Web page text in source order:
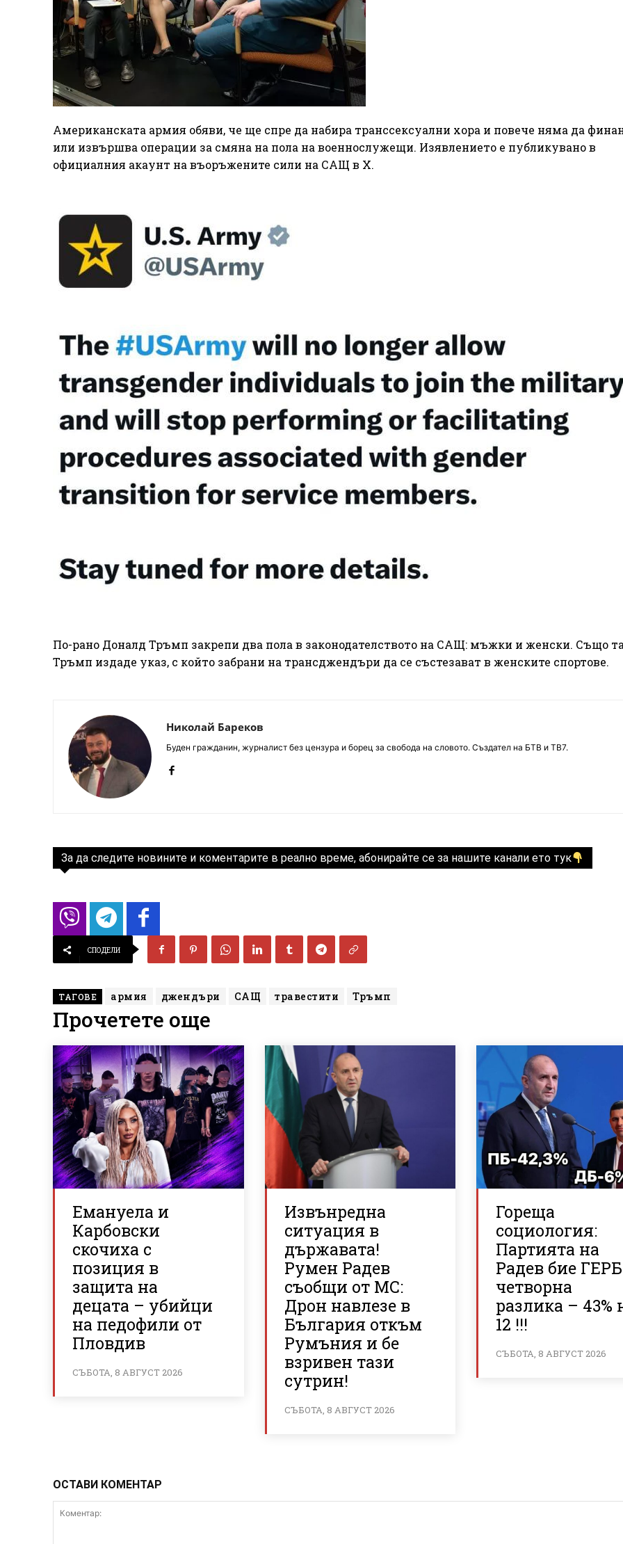
Американската армия обяви, че ще спре да набира транссексуални хора и повече няма да
или извършва операции за смяна на пола на военнослужещи. Изявлението е публикувано в
официалния акаунт на въоръжените сили на САЩ в X.
По-рано Доналд Тръмп закрепи два пола в законодателството на САЩ: мъжки и женски. Също
Тръмп издаде указ, с който забрани на трансджендъри да се състезават в женските спортове.
Николай Бареков
Буден гражданин, журналист без цензура и борец за свобода на словото. Създател на БТВ и ТВ7.
За да следите новините и коментарите в реално време, абонирайте се за нашите канали ето тук
СПОДЕЛИ
ТАГОВЕ армия джендъри САЩ травестити Тръмп
Прочетете още
Емануела и
Карбовски
скочиха с
позиция в
защита на
децата – убийци
на педофили от
Пловдив
СЪБОТА, 8 АВГУСТ 2026
Извънредна
ситуация в
държавата!
Румен Радев
съобщи от МС:
Дрон навлезе в
България откъм
Румъния и бе
взривен тази
сутрин!
СЪБОТА, 8 АВГУСТ 2026
Гореща
социология:
Партията на
Радев бие
четворна
разлика – 43%
12 !!!
СЪБОТА, 8 АВГУСТ 2026
ОСТАВИ КОМЕНТАР